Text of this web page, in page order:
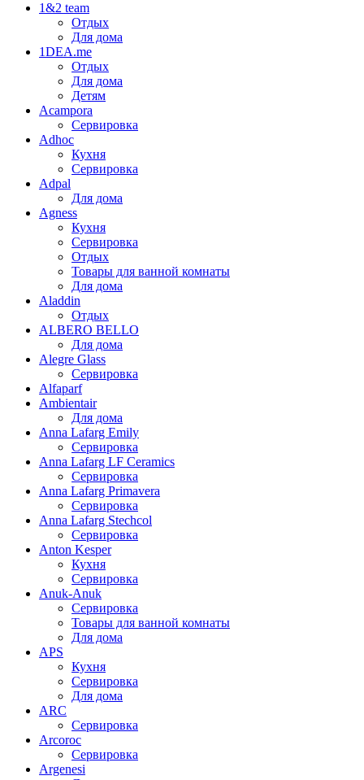
1&2 team
Отдых
Для дома
1DEA.me
Отдых
Для дома
Детям
Acampora
Сервировка
Adhoc
Кухня
Сервировка
Adpal
Для дома
Agness
Кухня
Сервировка
Отдых
Товары для ванной комнаты
Для дома
Aladdin
Отдых
ALBERO BELLO
Для дома
Alegre Glass
Сервировка
Alfaparf
Ambientair
Для дома
Anna Lafarg Emily
Сервировка
Anna Lafarg LF Ceramics
Сервировка
Anna Lafarg Primavera
Сервировка
Anna Lafarg Stechcol
Сервировка
Anton Kesper
Кухня
Сервировка
Anuk-Anuk
Сервировка
Товары для ванной комнаты
Для дома
APS
Кухня
Сервировка
Для дома
ARC
Сервировка
Arcoroc
Сервировка
Argenesi